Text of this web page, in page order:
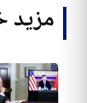
مزید